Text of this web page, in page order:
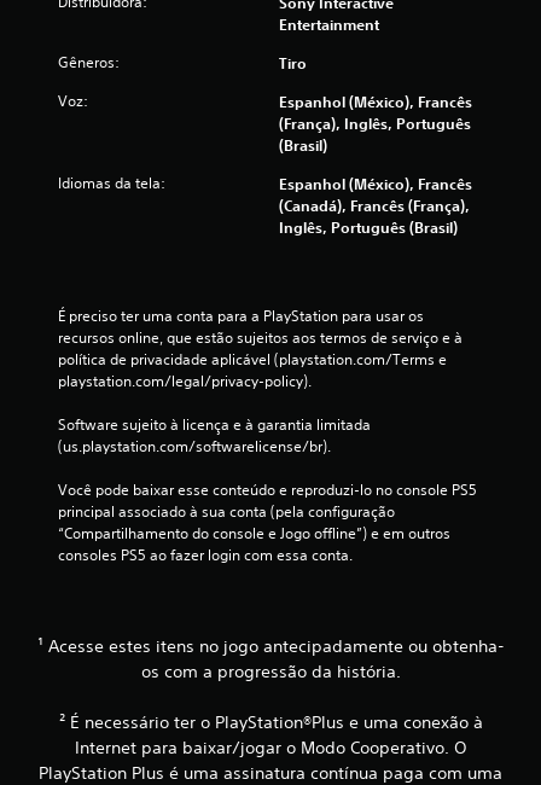
õ
s
o
s
V
c
ê
o
d
e
j
r
o
g
o
e
Entertainment
Gêneros: Tiro
Voz:
Espanhol (México), Francês
(França), Inglês, Português
(Brasil)
Idiomas da tela:
Espanhol (México), Francês
(Canadá), Francês (França),
Inglês, Português (Brasil)
É preciso ter uma conta para a PlayStation para usar os
recursos online, que estão sujeitos aos termos de serviço e à
política de privacidade aplicável (playstation.com/Terms e
playstation.com/legal/privacy-policy).
Software sujeito à licença e à garantia limitada
(us.playstation.com/softwarelicense/br).
Você pode baixar esse conteúdo e reproduzi-lo no console PS5
principal associado à sua conta (pela configuração
“Compartilhamento do console e Jogo offline”) e em outros
consoles PS5 ao fazer login com essa conta.
¹ Acesse estes itens no jogo antecipadamente ou obtenha-
os com a progressão da história.
² É necessário ter o PlayStation®Plus e uma conexão à
Internet para baixar/jogar o Modo Cooperativo. O
PlayStation Plus é uma assinatura contínua paga com uma